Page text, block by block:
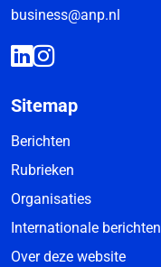
business@anp.nl
Sitemap
Berichten
Rubrieken
Organisaties
Internationale berichten
Over deze website